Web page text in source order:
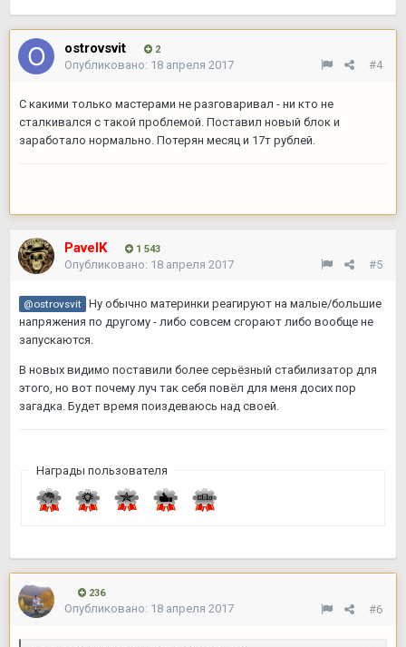
ostrovsvit 2
#4
Опубликовано: 18 апреля 2017
С какими только мастерами не разговаривал - ни кто не
сталкивался с такой проблемой. Поставил новый блок и
заработало нормально. Потерян месяц и 17т рублей.
PavelK 1 543
#5
Опубликовано: 18 апреля 2017
@ostrovsvit
Ну обычно материнки реагируют на малые/большие
напряжения по другому - либо совсем сгорают либо вообще не
запускаются.
В новых видимо поставили более серьёзный стабилизатор для
этого, но вот почему луч так себя повёл для меня досих пор
загадка. Будет время поиздеваюсь над своей.
Награды пользователя
236
#6
Опубликовано: 18 апреля 2017